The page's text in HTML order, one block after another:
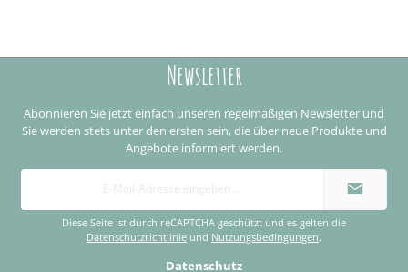
Newsletter
Abonnieren Sie jetzt einfach unseren regelmäßigen Newsletter und
Sie werden stets unter den ersten sein, die über neue Produkte und
Angebote informiert werden.
E-
Adresse
Diese Seite ist durch reCAPTCHA geschützt und es gelten die
Datenschutzrichtlinie und Nutzungsbedingungen.
Datenschutz